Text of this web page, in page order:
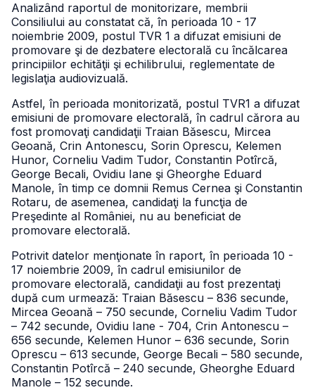
Analizând raportul de monitorizare, membrii
Consiliului au constatat că, în perioada 10 - 17
noiembrie 2009, postul TVR 1 a difuzat emisiuni de
promovare şi de dezbatere electorală cu încălcarea
principiilor echităţii şi echilibrului, reglementate de
legislaţia audiovizuală.
Astfel, în perioada monitorizată, postul TVR1 a difuzat
emisiuni de promovare electorală, în cadrul cărora au
fost promovaţi candidaţii Traian Băsescu, Mircea
Geoană, Crin Antonescu, Sorin Oprescu, Kelemen
Hunor, Corneliu Vadim Tudor, Constantin Potîrcă,
George Becali, Ovidiu Iane şi Gheorghe Eduard
Manole, în timp ce domnii Remus Cernea şi Constantin
Rotaru, de asemenea, candidaţi la funcţia de
Preşedinte al României, nu au beneficiat de
promovare electorală.
Potrivit datelor menţionate în raport, în perioada 10 -
17 noiembrie 2009, în cadrul emisiunilor de
promovare electorală, candidaţii au fost prezentaţi
după cum urmează: Traian Băsescu – 836 secunde,
Mircea Geoană – 750 secunde, Corneliu Vadim Tudor
– 742 secunde, Ovidiu Iane - 704, Crin Antonescu –
656 secunde, Kelemen Hunor – 636 secunde, Sorin
Oprescu – 613 secunde, George Becali – 580 secunde,
Constantin Potîrcă – 240 secunde, Gheorghe Eduard
Manole – 152 secunde.